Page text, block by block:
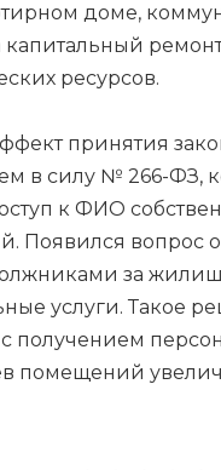
доме,
капитальный
ресурсов.
принятия
в силу № 266-ФЗ,
к ФИО
Появился вопрос
за
услуги. Такое
получением
помещений